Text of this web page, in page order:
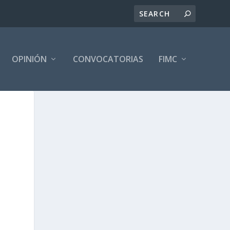
OPINIÓN CONVOCATORIAS FIMC